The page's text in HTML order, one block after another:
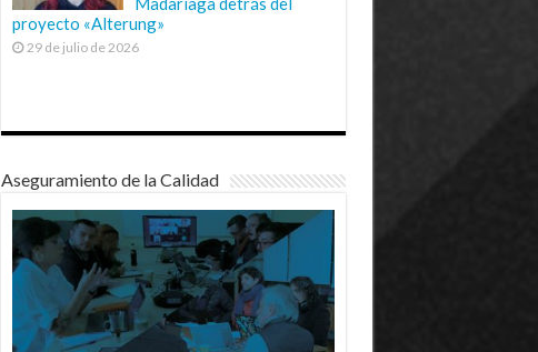
proyecto «Alterung»
29 de julio de 2026
Aseguramiento de la Calidad